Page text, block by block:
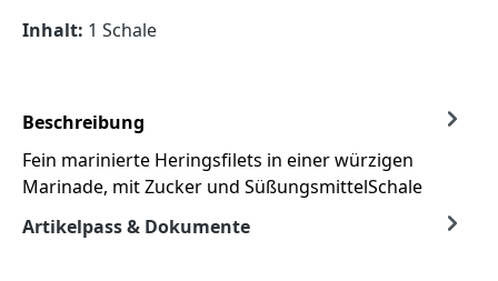
Inhalt: 1 Schale
Beschreibung
Fein marinierte Heringsfilets in einer würzigen
Marinade, mit Zucker und SüßungsmittelSchale
Artikelpass & Dokumente